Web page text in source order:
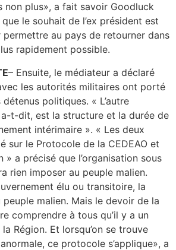
non plus», a fait savoir Goodluck
le souhait de l’ex président est
au pays de retourner dans
rapidement possible.
– Ensuite, le médiateur a déclaré
les autorités militaires ont porté
politiques. « L’autre
t-dit, est la structure et la durée de
intérimaire ». « Les deux
sur le Protocole de la CEDEAO et
» a précisé que l’organisation sous
rien imposer au peuple malien.
élu ou transitoire, la
malien. Mais le devoir de la
comprendre à tous qu’il y a un
Région. Et lorsqu’on se trouve
ce protocole s’applique», a